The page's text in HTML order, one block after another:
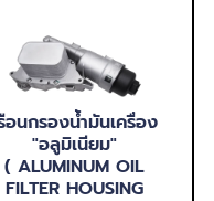
อนกรองน้ำมันเครื่อง
"อลูมิเนียม"
( ALUMINUM OIL
FILTER HOUSING